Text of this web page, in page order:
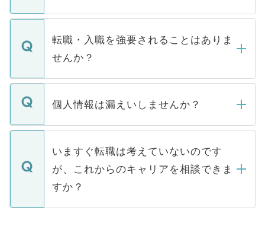
ます。通常、5営業日以内にはご連絡をせて
いただきますので、しばらくお待ちくださ
マイナビDOCTORで取り扱っている求人の
うち約3割は、Webサイトからご覧いただ
けない「非公開求人」です。非公開求人は
下記の理由によって、一般には公開してい
ません。
■応募殺到を避けるため 人気のある医療機
関を公にしてしまうと、応募が殺到する場
に、医療機関が求める条件に合った人材の
みを人材紹介会社に依頼するケースが増え
ています。
転職・入職を強要されることはありま
せんか？
転職・入職を強要することは一切ありませ
ん。また、仮に応募先から内定をいただい
定を承諾する必要はありません。内定先へ
の辞退の連絡はキャリアパートナーが行い
個人情報は漏えいしませんか？
個人情報が漏えいすることはありませんの
で、ご安心ください。当サイトからの登録
などで収集したご登録者様の個人情報は、
ご本人のキャリアアップおよび転職活動の
支援を目的に使用いたします。お預かりし
ているすべての個人データはご本人の許可
いますぐ転職は考えていないのです
が、これからのキャリアを相談できま
すか？